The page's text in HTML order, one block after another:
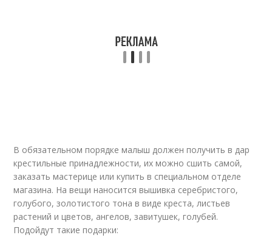
В обязательном порядке малыш должен получить в дар
крестильные принадлежности, их можно сшить самой,
заказать мастерице или купить в специальном отделе
магазина. На вещи наносится вышивка серебристого,
голубого, золотистого тона в виде креста, листьев
растений и цветов, ангелов, завитушек, голубей.
Подойдут такие подарки: